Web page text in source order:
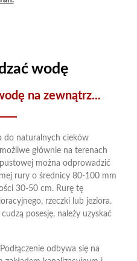
wodę
na zewnątrz...
do naturalnych cieków
głównie na terenach
można odprowadzić
rury o średnicy 80-100 mm
30-50 cm. Rurę tę
rzeczki lub jeziora.
posesję, należy uzyskać
odbywa się na